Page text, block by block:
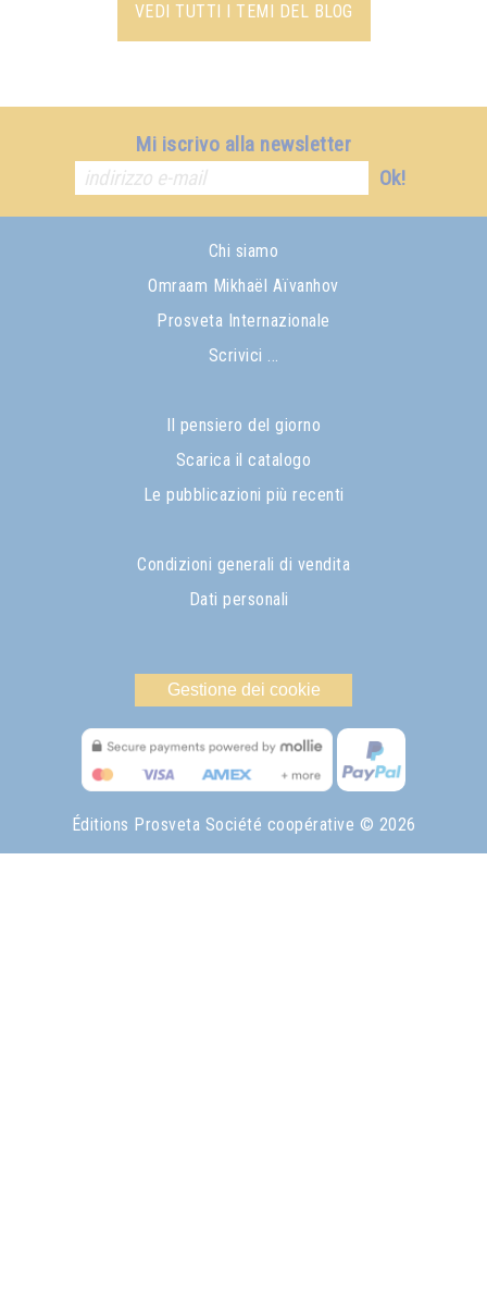
VEDI TUTTI I TEMI DEL BLOG
Mi iscrivo alla newsletter
Ok!
Chi siamo
Omraam Mikhaël Aïvanhov
Prosveta Internazionale
Scrivici ...
Il pensiero del giorno
Scarica il catalogo
Le pubblicazioni più recenti
Condizioni generali di vendita
Dati personali
Gestione dei cookie
Éditions Prosveta Société coopérative © 2026